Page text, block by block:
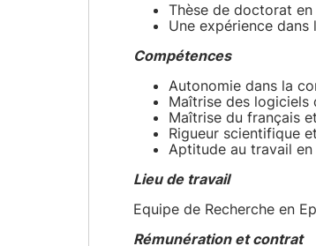
Thèse de doctorat
Une expérience
Compétences
Autonomie dans la
Maîtrise des logiciels
Maîtrise du français
Rigueur scientifique
Aptitude au travail en
Lieu de travail
Equipe de Recherche en
Rémunération et contrat